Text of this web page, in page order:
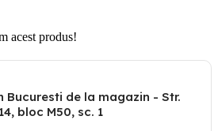
acest produs!
Bucuresti de la magazin - Str.
bloc M50, sc. 1